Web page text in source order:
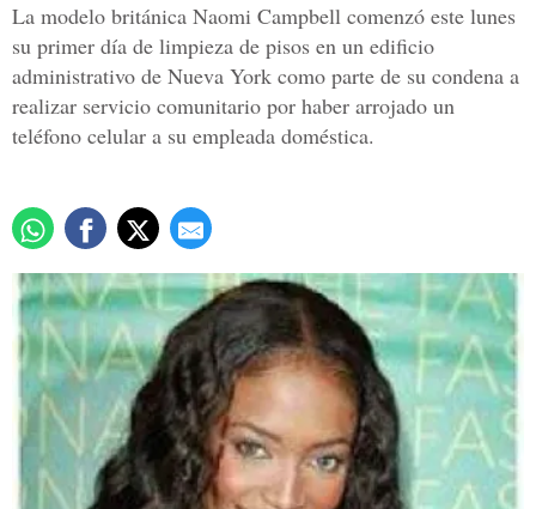
La modelo británica Naomi Campbell comenzó este lunes
su primer día de limpieza de pisos en un edificio
administrativo de Nueva York como parte de su condena a
realizar servicio comunitario por haber arrojado un
teléfono celular a su empleada doméstica.